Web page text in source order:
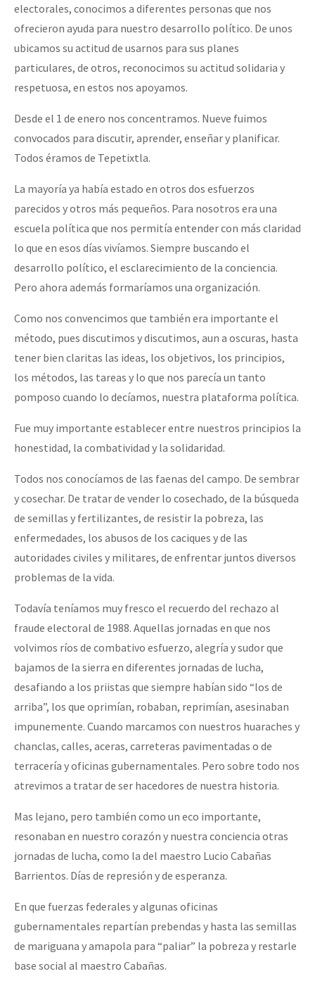
electorales, conocimos a diferentes personas que nos
ofrecieron ayuda para nuestro desarrollo político. De unos
ubicamos su actitud de usarnos para sus planes
particulares, de otros, reconocimos su actitud solidaria y
respetuosa, en estos nos apoyamos.
Desde el 1 de enero nos concentramos. Nueve fuimos
convocados para discutir, aprender, enseñar y planificar.
Todos éramos de Tepetixtla.
La mayoría ya había estado en otros dos esfuerzos
parecidos y otros más pequeños. Para nosotros era una
escuela política que nos permitía entender con más claridad
lo que en esos días vivíamos. Siempre buscando el
desarrollo político, el esclarecimiento de la conciencia.
Pero ahora además formaríamos una organización.
Como nos convencimos que también era importante el
método, pues discutimos y discutimos, aun a oscuras, hasta
tener bien claritas las ideas, los objetivos, los principios,
los métodos, las tareas y lo que nos parecía un tanto
pomposo cuando lo decíamos, nuestra plataforma política.
Fue muy importante establecer entre nuestros principios la
honestidad, la combatividad y la solidaridad.
Todos nos conocíamos de las faenas del campo. De sembrar
y cosechar. De tratar de vender lo cosechado, de la búsqueda
de semillas y fertilizantes, de resistir la pobreza, las
enfermedades, los abusos de los caciques y de las
autoridades civiles y militares, de enfrentar juntos diversos
problemas de la vida.
Todavía teníamos muy fresco el recuerdo del rechazo al
fraude electoral de 1988. Aquellas jornadas en que nos
volvimos ríos de combativo esfuerzo, alegría y sudor que
bajamos de la sierra en diferentes jornadas de lucha,
desafiando a los priistas que siempre habían sido “los de
arriba”, los que oprimían, robaban, reprimían, asesinaban
impunemente. Cuando marcamos con nuestros huaraches y
chanclas, calles, aceras, carreteras pavimentadas o de
terracería y oficinas gubernamentales. Pero sobre todo nos
atrevimos a tratar de ser hacedores de nuestra historia.
Mas lejano, pero también como un eco importante,
resonaban en nuestro corazón y nuestra conciencia otras
jornadas de lucha, como la del maestro Lucio Cabañas
Barrientos. Días de represión y de esperanza.
En que fuerzas federales y algunas oficinas
gubernamentales repartían prebendas y hasta las semillas
de mariguana y amapola para “paliar” la pobreza y restarle
base social al maestro Cabañas.